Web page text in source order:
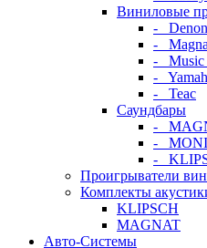
Виниловые
- Denon
-
- Music
-
- Teac
Саундбары
-
-
-
Проигрыватели
Комплекты
KLIPSCH
MAGNAT
Авто-Системы